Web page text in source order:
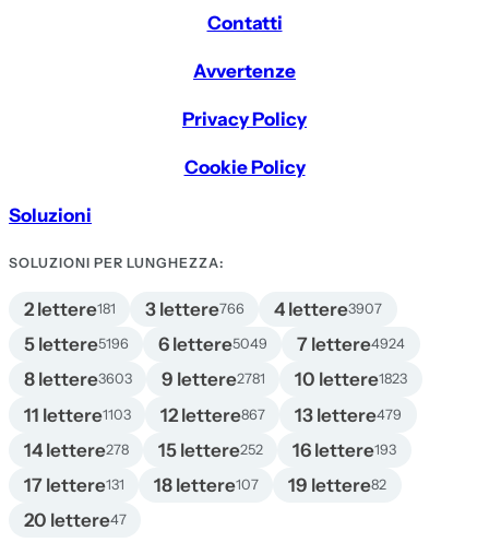
Contatti
Avvertenze
Privacy Policy
Cookie Policy
Soluzioni
SOLUZIONI PER LUNGHEZZA:
2 lettere181 3 lettere766 4 lettere3907
5 lettere5196 6 lettere5049 7 lettere4924
8 lettere3603 9 lettere2781 10 lettere1823
11 lettere1103 12 lettere867 13 lettere479
14 lettere278 15 lettere252 16 lettere193
17 lettere131 18 lettere107 19 lettere82
20 lettere47